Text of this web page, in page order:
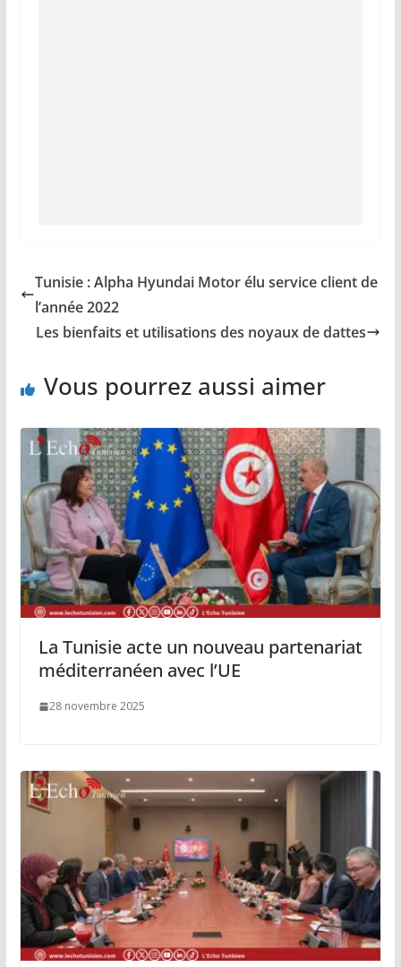
Tunisie : Alpha Hyundai Motor élu service client de
l’année 2022
Les bienfaits et utilisations des noyaux de dattes
Vous pourrez aussi aimer
La Tunisie acte un nouveau partenariat
méditerranéen avec l’UE
28 novembre 2025